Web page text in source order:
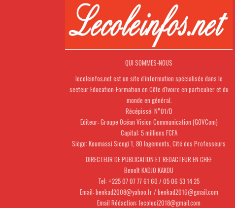
QUI SOMMES-NOUS
lecoleinfos.net est un site d'information spécialisée dans le
secteur Education-Formation en Côte d'Ivoire en particulier et du
monde en général.
Récépissé: N°01/D
Editeur: Groupe Océan Vision Communication (GOVCom)
Capital: 5 millions FCFA
Siège: Koumassi Sicogi 1, 80 logements, Cité des Professeurs
DIRECTEUR DE PUBLICATION ET REDACTEUR EN CHEF
Benoît KADJO KAKOU
Tel: +225 07 07 77 61 60 / 05 06 53 14 25
Email: benkad2008@yahoo.fr / benkad2016@gmail.com
Email Rédaction: lecoleci2018@gmail.com